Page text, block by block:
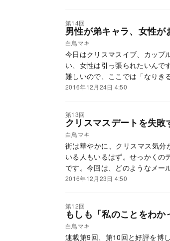
第14回
男性が弟キャラ、女性
白鳥マキ
今日はクリスマスイブ、カップ
い、女性は引っ張られたいんで
難しいので、ここでは「なりき
「兄トレ」「妹トレ」を紹介しま
2016年12月24日 4:50
第13回
クリスマスデートを失
白鳥マキ
街は華やかに、クリスマス気
いる人もいるはず。せっかくの
です。今回は、どのようなメー
を踏んで紹介します。新刊『モ
2016年12月23日 4:50
第12回
もしも「私のことをわ
白鳥マキ
連載第9回、第10回と好評を博